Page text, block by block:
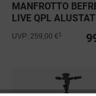
MANFROTTO
LIVE QPL
VIDEOKOPF
UVP: 259,00 €